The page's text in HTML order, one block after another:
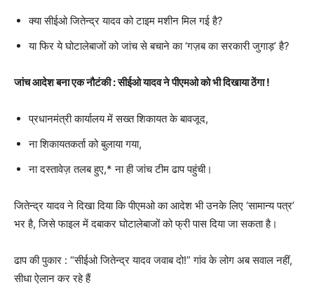
क्या सीईओ जितेन्द्र यादव को टाइम मशीन मिल गई है?
या फिर ये घोटालेबाजों को जांच से बचाने का ‘गज़ब का सरकारी जुगाड़’ है?
जांच आदेश बना एक नौटंकी : सीईओ यादव ने पीएमओ को भी दिखाया ठेंगा !
प्रधानमंत्री कार्यालय में सख्त शिकायत के बावजूद,
ना शिकायतकर्ता को बुलाया गया,
ना दस्तावेज़ तलब हुए,* ना ही जांच टीम ढाप पहुंची।
जितेन्द्र यादव ने दिखा दिया कि पीएमओ का आदेश भी उनके लिए ‘सामान्य पत्र’
भर है, जिसे फाइल में दबाकर घोटालेबाजों को फ्री पास दिया जा सकता है।
ढाप की पुकार : “सीईओ जितेन्द्र यादव जवाब दो!” गांव के लोग अब सवाल नहीं,
सीधा ऐलान कर रहे हैं